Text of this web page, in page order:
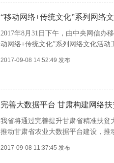
“移动网络+传统文化”系列网络
2017年8月31日下午，由中央网信办
动网络+传统文化”系列网络文化活
2017-09-08 14:52:49 发布
完善大数据平台 甘肃构建网络
我省将通过完善提升甘肃省精准扶贫
推动甘肃省农业大数据平台建设，
2017-09-08 11:37:45 发布